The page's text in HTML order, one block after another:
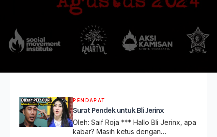
PENDAPAT
Surat Pendek untuk Bli Jerinx
Oleh: Saif Roja *** Hallo Bli Jerinx, apa
kabar? Masih ketus dengan…